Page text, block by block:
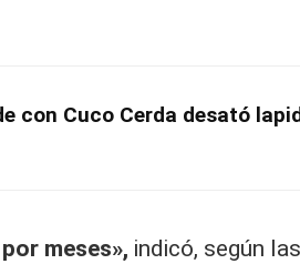
con Cuco Cerda desató
meses», indicó, según